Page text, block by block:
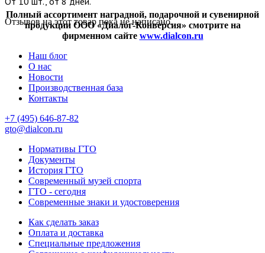
Отзывов на этот товар пока не написано.
Полный ассортимент наградной, подарочной и сувенирной
продукции ООО «Диалог-Конверсия» смотрите на
фирменном сайте www.dialcon.ru
Наш блог
О нас
Новости
Производственная база
Контакты
+7 (495) 646-87-82
gto@dialcon.ru
Нормативы ГТО
Документы
История ГТО
Современный музей спорта
ГТО - сегодня
Современные знаки и удостоверения
Как сделать заказ
Оплата и доставка
Специальные предложения